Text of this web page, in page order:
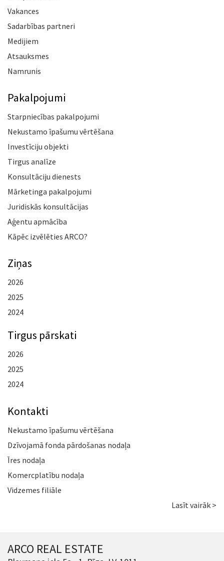
Vakances
Sadarbības partneri
Medijiem
Atsauksmes
Namrunis
Pakalpojumi
Starpniecības pakalpojumi
Nekustamo īpašumu vērtēšana
Investīciju objekti
Tirgus analīze
Konsultāciju dienests
Mārketinga pakalpojumi
Juridiskās konsultācijas
Aģentu apmācība
Kāpēc izvēlēties ARCO?
Ziņas
2026
2025
2024
Tirgus pārskati
2026
2025
2024
Kontakti
Nekustamo īpašumu vērtēšana
Dzīvojamā fonda pārdošanas nodaļa
Īres nodaļa
Komercplatību nodaļa
Vidzemes filiāle
Lasīt vairāk >
ARCO REAL ESTATE